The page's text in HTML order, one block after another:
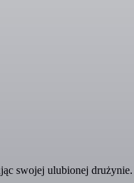
swojej ulubionej